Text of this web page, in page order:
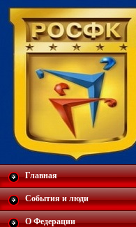
Главная
События и люди
О Федерации